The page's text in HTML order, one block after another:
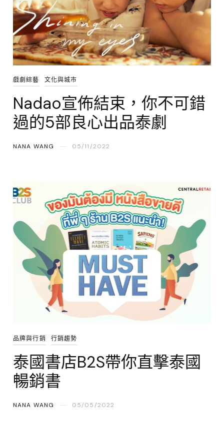
戲劇綜藝 文化與城市
Nadao宣佈結束，你不可錯
過的5部良心出品泰劇
NANA WANG 05/11/2022
品牌與行銷 行銷趨勢
泰國書店B2S帶你直擊泰國
暢銷書
NANA WANG 05/05/2022